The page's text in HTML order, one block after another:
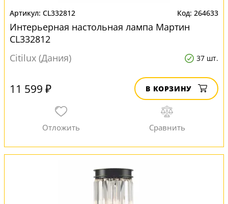
CL332812 264633
Интерьерная настольная лампа Мартин
CL332812
Citilux (Дания)
37 шт.
11 599 ₽ В КОРЗИНУ